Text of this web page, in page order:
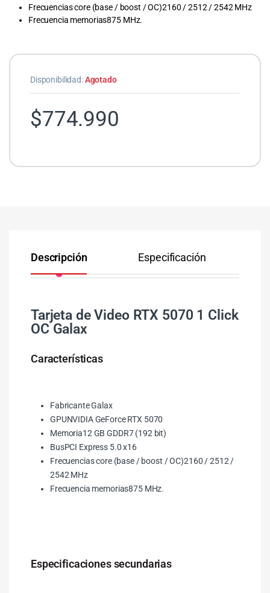
Frecuencias core (base / boost / OC)2160 / 2512 / 2542 MHz
Frecuencia memorias875 MHz.
Disponibilidad:Agotado
$774.990
Descripción Especificación
Tarjeta de Video RTX 5070 1 Click
OC Galax
Características
Fabricante Galax
GPUNVIDIA GeForce RTX 5070
Memoria12 GB GDDR7 (192 bit)
BusPCI Express 5.0 x16
Frecuencias core (base / boost / OC)2160 / 2512 /
2542 MHz
Frecuencia memorias875 MHz.
Especificaciones secundarias